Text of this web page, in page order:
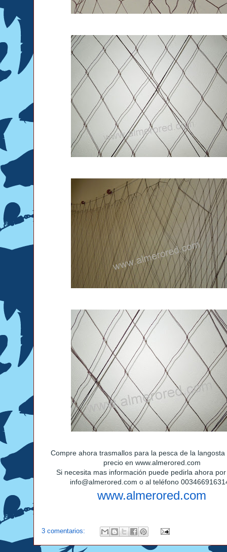
Compre ahora trasmallos para la pesca de la langosta
precio en www.almerored.com
Si necesita mas información puede pedirla ahora
info@almerored.com o al teléfono
www.almerored.com
3 comentarios: